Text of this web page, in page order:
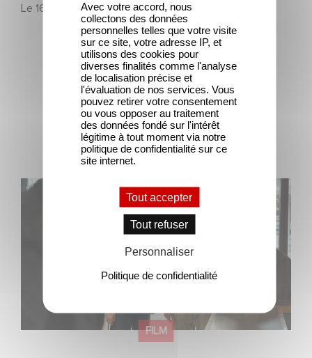
Le 16 juin 2025
Dernières actualités
FILM
Une nouvelle comédie avec Baptiste Lecaplain et José
Avec votre accord, nous
collectons des données
personnelles telles que votre visite
sur ce site, votre adresse IP, et
utilisons des cookies pour
diverses finalités comme l'analyse
de localisation précise et
l'évaluation de nos services. Vous
pouvez retirer votre consentement
ou vous opposer au traitement
des données fondé sur l'intérêt
légitime à tout moment via notre
politique de confidentialité sur ce
site internet.
Tout accepter
Tout refuser
Personnaliser
Politique de confidentialité